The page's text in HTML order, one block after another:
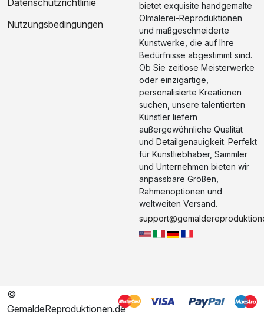
Datenschutzrichtlinie
Nutzungsbedingungen
bietet exquisite handgemalte
Ölmalerei-Reproduktionen
und maßgeschneiderte
Kunstwerke, die auf Ihre
Bedürfnisse abgestimmt sind.
Ob Sie zeitlose Meisterwerke
oder einzigartige,
personalisierte Kreationen
suchen, unsere talentierten
Künstler liefern
außergewöhnliche Qualität
und Detailgenauigkeit. Perfekt
für Kunstliebhaber, Sammler
und Unternehmen bieten wir
anpassbare Größen,
Rahmenoptionen und
weltweiten Versand.
©
GemaldeReproduktionen.de